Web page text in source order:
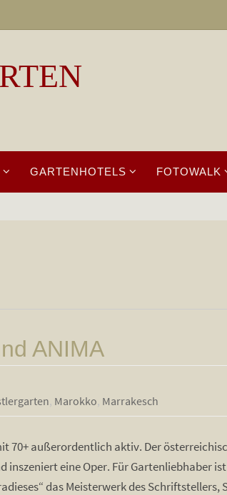
GARTENHOTELS FOTOWALK
ANIMA
, Marokko, Marrakesch
70+ außerordentlich aktiv. Der
inszeniert eine Oper. Für Gartenliebhaber ist
das Meisterwerk des Schriftstellers,